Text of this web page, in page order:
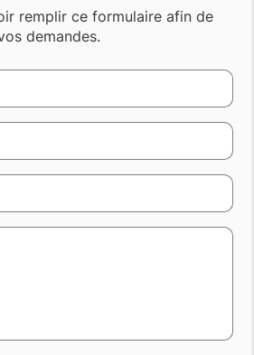
remplir ce formulaire afin de
demandes.